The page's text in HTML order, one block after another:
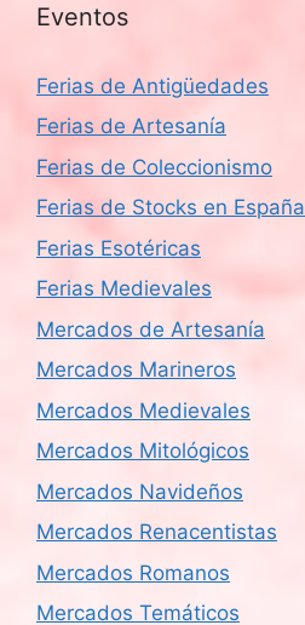
Eventos
Ferias de Antigüedades
Ferias de Artesanía
Ferias de Coleccionismo
Ferias de Stocks en España
Ferias Esotéricas
Ferias Medievales
Mercados de Artesanía
Mercados Marineros
Mercados Medievales
Mercados Mitológicos
Mercados Navideños
Mercados Renacentistas
Mercados Romanos
Mercados Temáticos